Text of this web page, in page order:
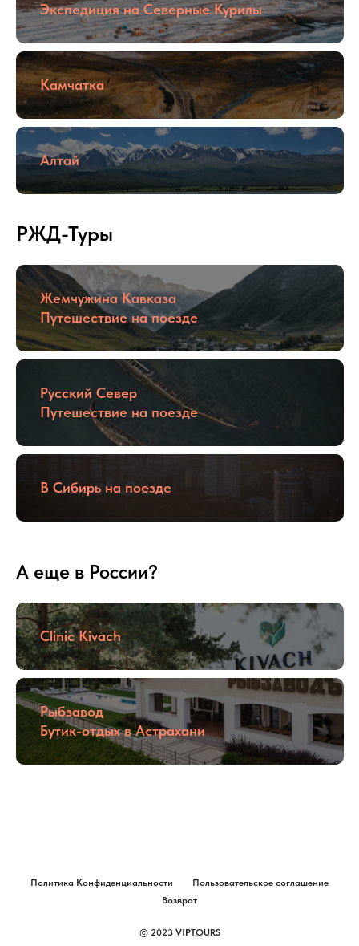
Экспедиция на Северные Курилы
Камчатка
Алтай
РЖД-Туры
Жемчужина Кавказа
Путешествие на поезде
Русский Север
Путешествие на поезде
В Сибирь на поезде
А еще в России?
Clinic Kivach
Рыбзавод
Бутик-отдых в Астрахани
Политика Конфиденциальности
Пользовательское соглашение
Возврат
© 2023 VIPTOURS